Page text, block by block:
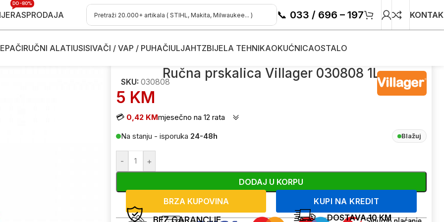
RASPRODAJA
DO -80%
📞 033 / 696 – 197
RUČNI ALATIUSISIVAČI / VAP / PUHAČIULJAHTZBIJELA TEHNIKAOKUĆNICAOSTALO
prskalica Villager 030808 1L
Ručna prskalica Villager 030808 1L
SKU: 030808
5 KM
💳 0,42 KMmjesečno na 12 rata
Na stanju - isporuka 24-48h Blažuj
- +
DODAJ U KORPU
BRZA KUPOVINA
KUPI NA KREDIT
BEZ GARANCIJE DOSTAVA 10 KM